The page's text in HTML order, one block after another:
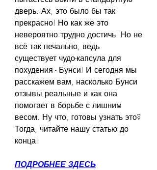
дверь. Ах, это было бы так
прекрасно! Но как же это
невероятно трудно достичь! Но не
всё так печально, ведь
существует чудо-капсула для
похудения - Бунси! И сегодня мы
расскажем вам, насколько Бунси
отзывы реальные и как она
помогает в борьбе с лишним
весом. Ну что, готовы узнать это?
Тогда, читайте нашу статью до
конца!
ПОДРОБНЕЕ ЗДЕСЬ